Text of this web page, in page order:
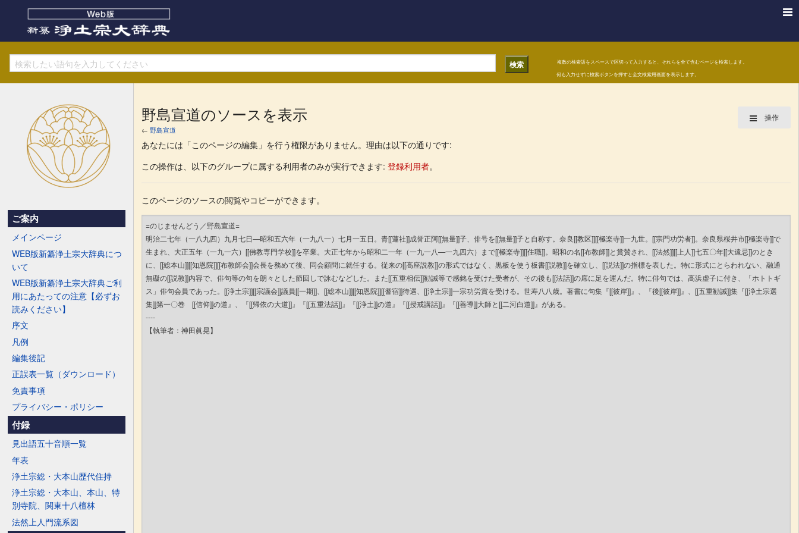
複数の検索語をスペースで区切って入力すると、それらを全て含むページを検索します。
何も入力せずに検索ボタンを押すと全文検索用画面を表示します。
ご案内
メインページ
WEB版新纂浄土宗大辞典につ
いて
WEB版新纂浄土宗大辞典ご利
用にあたっての注意【必ずお
読みください】
序文
凡例
編集後記
正誤表一覧（ダウンロード）
免責事項
プライバシー・ポリシー
付録
見出語五十音順一覧
年表
浄土宗総・大本山歴代住持
浄土宗総・大本山、本山、特
別寺院、関東十八檀林
法然上人門流系図
操作
野島宣道のソースを表示
←野島宣道
あなたには「このページの編集」を行う権限がありません。理由は以下の通りです:
この操作は、以下のグループに属する利用者のみが実行できます:登録利用者。
このページのソースの閲覧やコピーができます。